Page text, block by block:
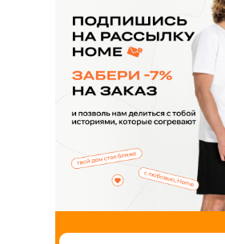
home.official@yandex.ru
Напишите нам
ЗАКАЗАТЬ ЗВОНОК